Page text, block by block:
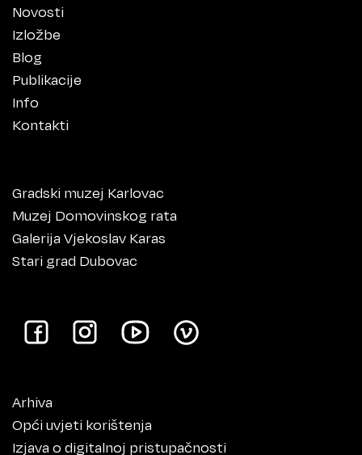
Novosti
Izložbe
Blog
Publikacije
Info
Kontakti
Gradski muzej Karlovac
Muzej Domovinskog rata
Galerija Vjekoslav Karas
Stari grad Dubovac
Arhiva
Opći uvjeti korištenja
Izjava o digitalnoj pristupačnosti